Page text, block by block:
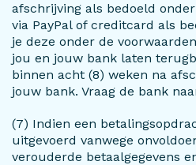
afschrijving als bedoeld
via PayPal of creditcard als
je deze onder de
jou en jouw bank laten
binnen acht (8) weken na
jouw bank. Vraag de bank
(7) Indien een
uitgevoerd vanwege
verouderde betaalgegevens